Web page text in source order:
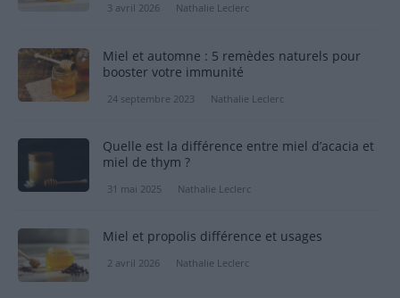
3 avril 2026 Nathalie Leclerc
Miel et automne : 5 remèdes naturels pour
booster votre immunité
24 septembre 2023 Nathalie Leclerc
Quelle est la différence entre miel d’acacia et
miel de thym ?
31 mai 2025 Nathalie Leclerc
Miel et propolis différence et usages
2 avril 2026 Nathalie Leclerc